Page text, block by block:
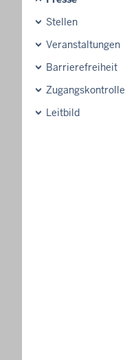
Stellen
Veranstaltungen
Barrierefreiheit
Zugangskontrolle
Leitbild